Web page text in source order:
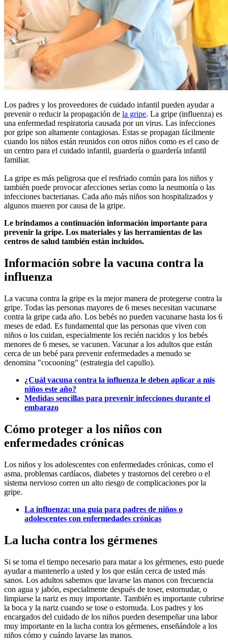
Los padres y los proveedores de cuidado infantil pueden ayudar a
prevenir o reducir la propagación de la gripe. La gripe (influenza) es
una enfermedad respiratoria causada por un virus. Las infecciones
por gripe son altamente contagiosas. Estas se propagan fácilmente
cuando los niños están reunidos con otros niños como es el caso de
un centro para el cuidado infantil, guardería o guardería infantil
familiar.
La gripe es más peligrosa que el resfriado común para los niños y
también puede provocar afecciones serias como la neumonía o las
infecciones bacterianas. Cada año más niños son hospitalizados y
algunos mueren por causa de la gripe.
Le brindamos a continuación información importante para
prevenir la gripe. Los materiales y las herramientas de las
centros de salud también están incluidos.
Información sobre la vacuna contra la
influenza
La vacuna contra la gripe es la mejor manera de protegerse contra la
gripe. Todas las personas mayores de 6 meses necesitan vacunarse
contra la gripe cada año. Los bebés no pueden vacunarse hasta los 6
meses de edad. Es fundamental que las personas que viven con
niños o los cuidan, especialmente los recién nacidos y los bebés
menores de 6 meses, se vacunen. Vacunar a los adultos que están
cerca de un bebé para prevenir enfermedades a menudo se
denomina "cocooning" (estrategia del capullo).
¿Cuál vacuna contra la influenza le deben aplicar a mis
niños este año?
Medidas sencillas para prevenir infecciones durante el
embarazo
Cómo proteger a los niños con
enfermedades crónicas
Los niños y los adolescentes con enfermedades crónicas, como el
asma, problemas cardíacos, diabetes y trastornos del cerebro o el
sistema nervioso corren un alto riesgo de complicaciones por la
gripe.
La influenza: una guía para padres de niños o
adolescentes con enfermedades crónicas
La lucha contra los gérmenes
Si se toma el tiempo necesario para matar a los gérmenes, esto puede
ayudar a mantenerlo a usted y los que están cerca de usted más
sanos. Los adultos sabemos que lavarse las manos con frecuencia
con agua y jabón, especialmente después de toser, estornudar, o
limpiarse la nariz es muy importante. También es importante cubrirse
la boca y la nariz cuando se tose o estornuda. Los padres y los
encargados del cuidado de los niños pueden desempeñar una labor
muy importante en la lucha contra los gérmenes, enseñándole a los
niños cómo y cuándo lavarse las manos.